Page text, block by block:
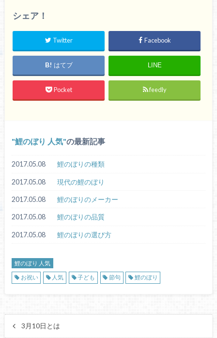
シェア！
Twitter Facebook
はてブ LINE
Pocket feedly
鯉のぼり 人気 の最新記事
2017.05.08 鯉のぼりの種類
2017.05.08 現代の鯉のぼり
2017.05.08 鯉のぼりのメーカー
2017.05.08 鯉のぼりの品質
2017.05.08 鯉のぼりの選び方
鯉のぼり 人気
お祝い
人気 子ども 節句 鯉のぼり
3月10日とは